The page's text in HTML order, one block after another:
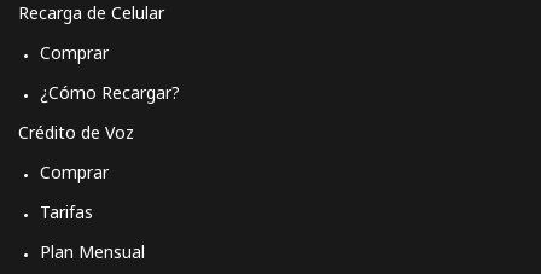
Recarga de Celular
Comprar
¿Cómo Recargar?
Crédito de Voz
Comprar
Tarifas
Plan Mensual